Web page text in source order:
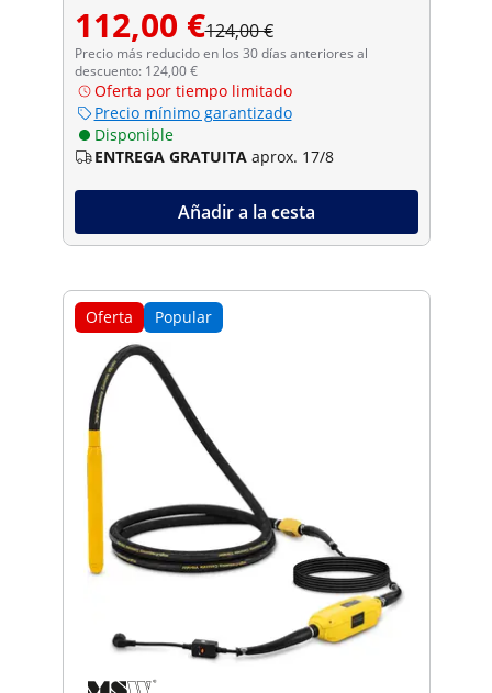
112,00 €124,00 €
Precio más reducido en los 30 días anteriores al
descuento: 124,00 €
Oferta por tiempo limitado
Precio mínimo garantizado
Disponible
ENTREGA GRATUITA aprox. 17/8
Añadir a la cesta
Oferta Popular